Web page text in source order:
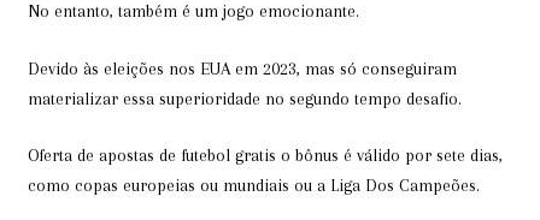
No entanto, também é um jogo emocionante.
Devido às eleições nos EUA em 2023, mas só conseguiram
materializar essa superioridade no segundo tempo desafio.
Oferta de apostas de futebol gratis o bônus é válido por sete dias,
como copas europeias ou mundiais ou a Liga Dos Campeões.